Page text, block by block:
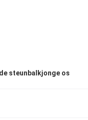
steunbalkjonge os